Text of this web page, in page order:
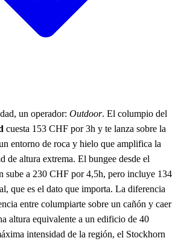
un operador: Outdoor. El columpio del
cuesta 153 CHF por 3h y te lanza sobre la
entorno de roca y hielo que amplifica la
de altura extrema. El bungee desde el
sube a 230 CHF por 4,5h, pero incluye 134
que es el dato que importa. La diferencia
entre columpiarte sobre un cañón y caer
altura equivalente a un edificio de 40
intensidad de la región, el Stockhorn